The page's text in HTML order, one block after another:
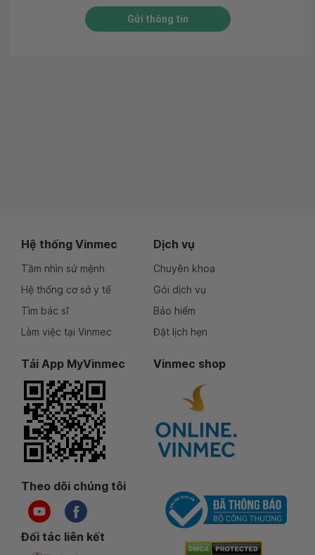
Gửi thông tin
Hệ thống Vinmec
Tầm nhìn sứ mệnh
Hệ thống cơ sở y tế
Tìm bác sĩ
Làm việc tại Vinmec
Dịch vụ
Chuyên khoa
Gói dịch vụ
Bảo hiểm
Đặt lịch hẹn
Tải App MyVinmec Vinmec shop
Theo dõi chúng tôi
Đối tác liên kết